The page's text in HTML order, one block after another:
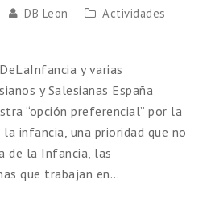
DB Leon
Actividades
y varias
y Salesianas España
“opción preferencial” por la
infancia, una prioridad que no
de la Infancia, las
que trabajan en…